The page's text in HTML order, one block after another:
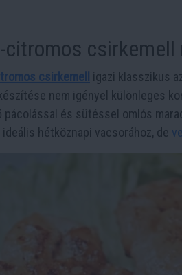
citromos
csirkemell
igazi klasszikus
nem igényel különleges
pácolással és sütéssel omlós
hétköznapi vacsorához, de